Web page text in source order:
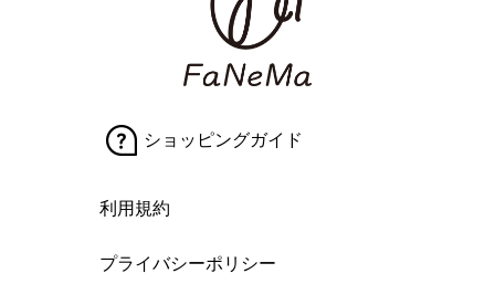
ショッピングガイド
利用規約
プライバシーポリシー